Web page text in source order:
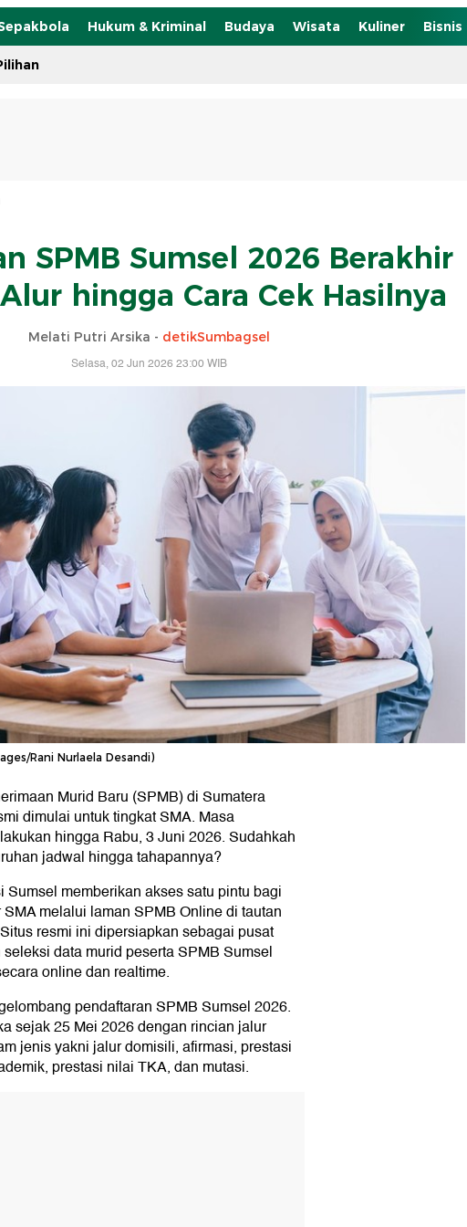
Hukum & Kriminal Budaya Wisata Kuliner Bisnis
SPMB Sumsel 2026 Berakhir
hingga Cara Cek Hasilnya
Melati Putri Arsika - detikSumbagsel
Selasa, 02 Jun 2026 23:00 WIB
Rani Nurlaela Desandi)
Murid Baru (SPMB) di Sumatera
dimulai untuk tingkat SMA. Masa
hingga Rabu, 3 Juni 2026. Sudahkah
jadwal hingga tahapannya?
memberikan akses satu pintu bagi
melalui laman SPMB Online di tautan
resmi ini dipersiapkan sebagai pusat
data murid peserta SPMB Sumsel
online dan realtime.
pendaftaran SPMB Sumsel 2026.
sejak 25 Mei 2026 dengan rincian jalur
jenis yakni jalur domisili, afirmasi, prestasi
prestasi nilai TKA, dan mutasi.